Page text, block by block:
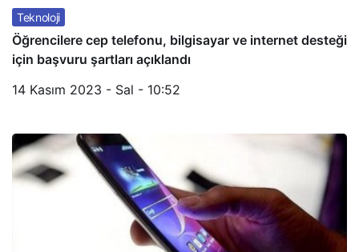
Teknoloji
Öğrencilere cep telefonu, bilgisayar ve internet desteği
için başvuru şartları açıklandı
14 Kasım 2023 - Sal - 10:52